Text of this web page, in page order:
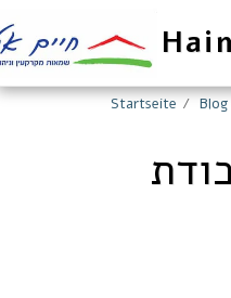
Startseite Blog